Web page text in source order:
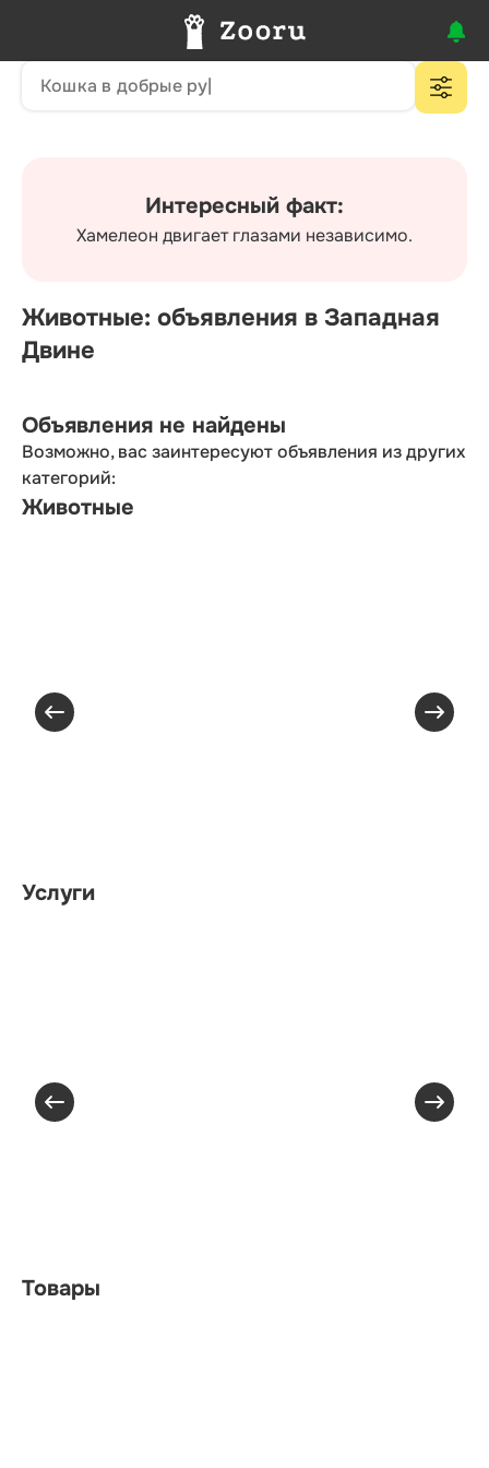
Интересный факт:
Хамелеон двигает глазами независимо.
Животные: объявления в Западная
Двине
Объявления не найдены
Возможно, вас заинтересуют объявления из других
категорий:
Животные
Услуги
Товары